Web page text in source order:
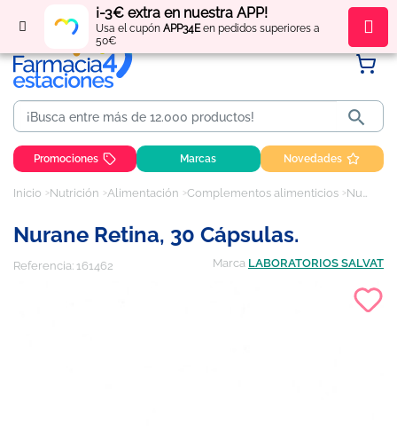
¡-3€ extra en nuestra APP!
Usa el cupón APP34Een pedidos superiores a
50€
Regístratey obténpuntos por tus compras

Promociones Marcas Novedades
Inicio Nutrición Alimentación Complementos alimenticios Nurane retina, 30 cápsulas.
Nurane Retina, 30 Cápsulas.
Referencia: 161462 Marca LABORATORIOS SALVAT